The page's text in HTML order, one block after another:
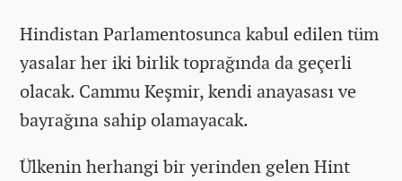
Hindistan Parlamentosunca kabul edilen tüm
yasalar her iki birlik toprağında da geçerli
olacak. Cammu Keşmir, kendi anayasası ve
bayrağına sahip olamayacak.
Ülkenin herhangi bir yerinden gelen Hint